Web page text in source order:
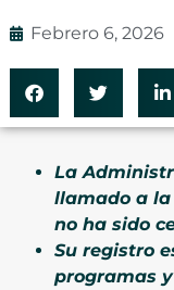
Febrero 6, 2026
La
llamado a
no ha sido
Su registro
programas